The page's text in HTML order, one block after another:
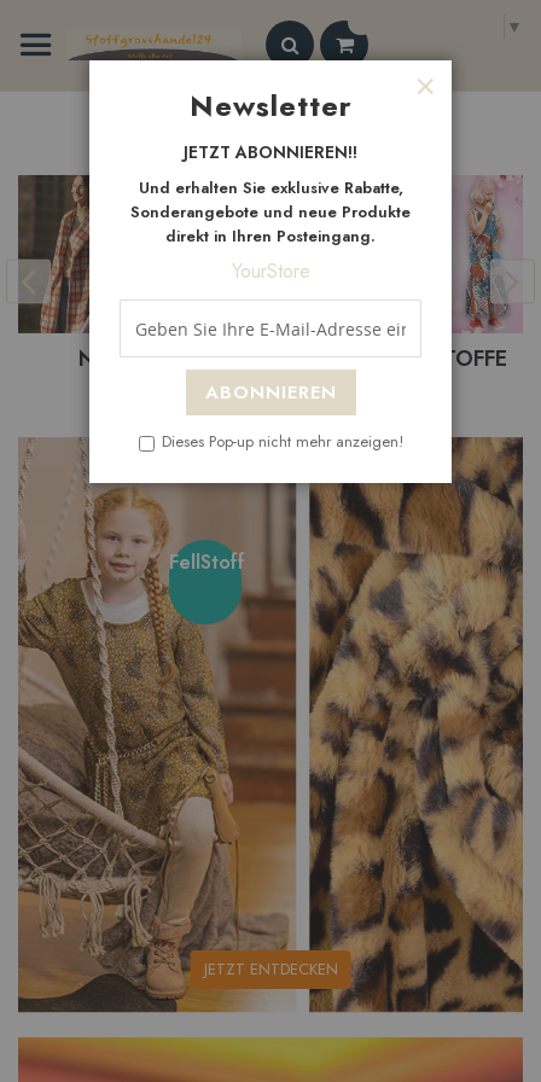
Inhalt
springen
▼
Search
NeueArtikel
NEUHEITEN BEKLEIDUNGSTOFFE
unsere
FellStoff
JETZT ENTDECKEN
Newsletter
JETZT ABONNIEREN!!
Und erhalten Sie exklusive Rabatte,
Sonderangebote und neue Produkte
direkt in Ihren Posteingang.
YourStore
ABONNIEREN
Dieses Pop-up nicht mehr anzeigen!